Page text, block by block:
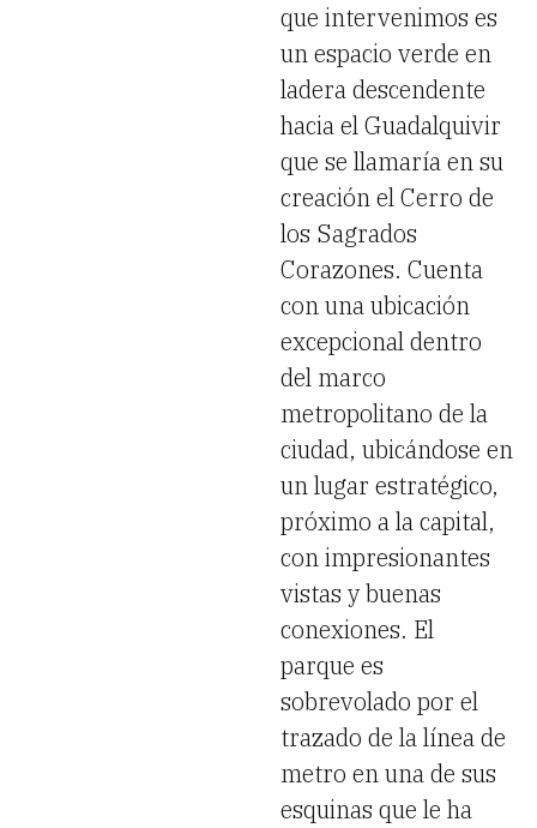
que intervenimos es
un espacio verde en
ladera descendente
hacia el Guadalquivir
que se llamaría en su
creación el Cerro de
los Sagrados
Corazones. Cuenta
con una ubicación
excepcional dentro
del marco
metropolitano de la
ciudad, ubicándose en
un lugar estratégico,
próximo a la capital,
con impresionantes
vistas y buenas
conexiones. El
parque es
sobrevolado por el
trazado de la línea de
metro en una de sus
esquinas que le ha